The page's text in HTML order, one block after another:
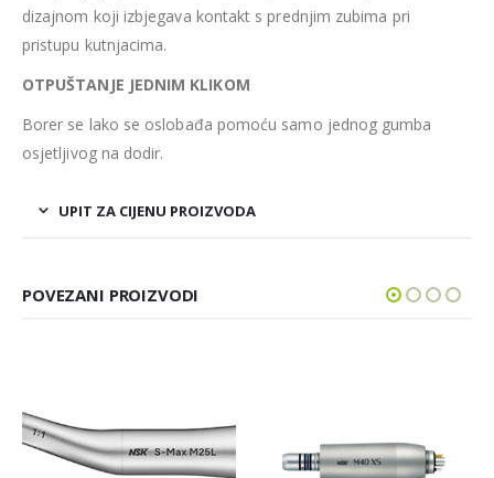
dizajnom koji izbjegava kontakt s prednjim zubima pri
pristupu kutnjacima.
OTPUŠTANJE JEDNIM KLIKOM
Borer se lako se oslobađa pomoću samo jednog gumba
osjetljivog na dodir.
UPIT ZA CIJENU PROIZVODA
POVEZANI PROIZVODI